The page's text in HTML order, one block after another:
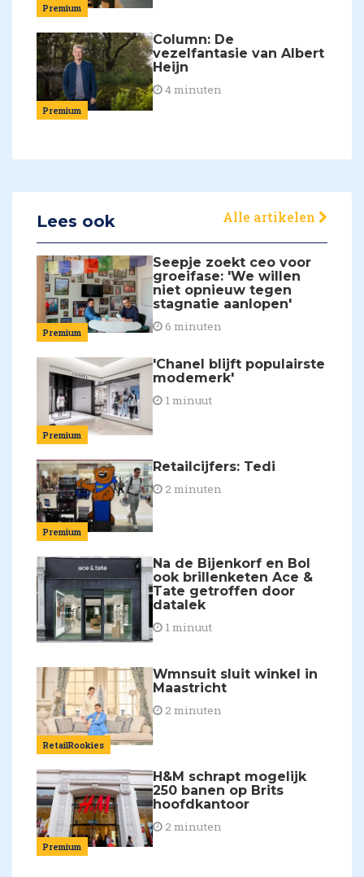
Premium
Premium
Column: De
vezelfantasie van Albert
Heijn
4 minuten
Lees ook Alle artikelen
Premium
Seepje zoekt ceo voor
groeifase: 'We willen
niet opnieuw tegen
stagnatie aanlopen'
6 minuten
Premium
'Chanel blijft populairste
modemerk'
1 minuut
Premium
Retailcijfers: Tedi
2 minuten
Na de Bijenkorf en Bol
ook brillenketen Ace &
Tate getroffen door
datalek
1 minuut
RetailRookies
Wmnsuit sluit winkel in
Maastricht
2 minuten
Premium
H&M schrapt mogelijk
250 banen op Brits
hoofdkantoor
2 minuten